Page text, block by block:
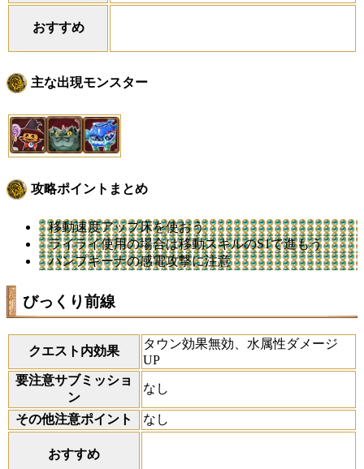
おすすめ
主な出現モンスター
攻略ポイントまとめ
移動速度アップ床を使おう
ライライ使用の場合は移動スキルのS1で進もう
パンプキーナの感電攻撃に注意
びっくり前線
クエスト内効果
タウン効果無効、水属性ダメージ
UP
要注意サブミッショ
ン
なし
その他注意ポイント なし
おすすめ